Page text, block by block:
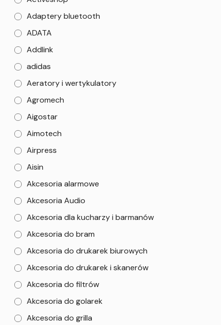
Adaptery bluetooth
ADATA
Addlink
adidas
Aeratory i wertykulatory
Agromech
Aigostar
Aimotech
Airpress
Aisin
Akcesoria alarmowe
Akcesoria Audio
Akcesoria dla kucharzy i barmanów
Akcesoria do bram
Akcesoria do drukarek biurowych
Akcesoria do drukarek i skanerów
Akcesoria do filtrów
Akcesoria do golarek
Akcesoria do grilla